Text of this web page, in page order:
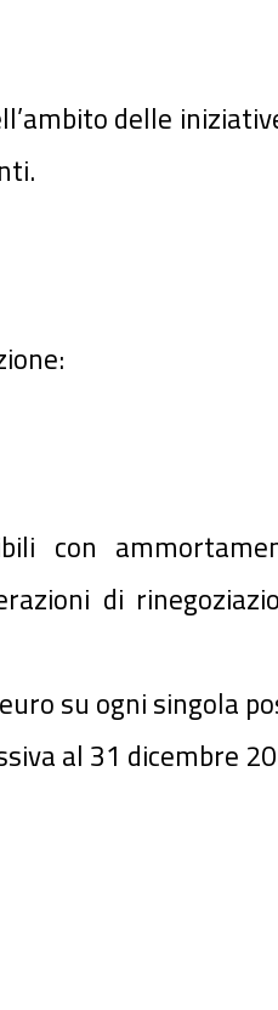
delle
con
di
su ogni singola
al 31 dicembre